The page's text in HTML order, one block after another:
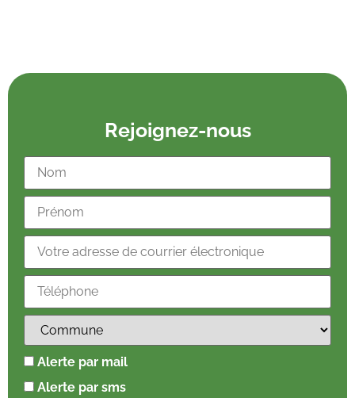
Rejoignez-nous
Alerte par mail
Alerte par sms